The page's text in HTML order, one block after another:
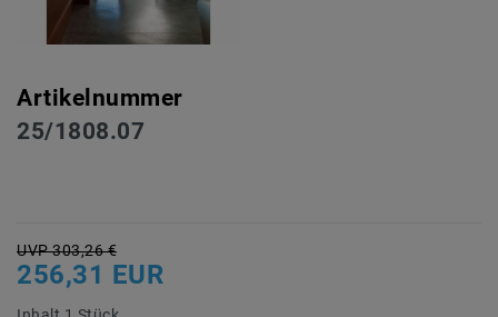
Artikelnummer
25/1808.07
UVP 303,26 €
256,31 EUR